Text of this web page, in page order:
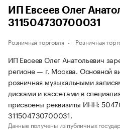
ИП Евсеев Олег
311504730700031
Розничная торговля Розничная
ИП Евсеев Олег Анатольевич
регионе — г. Москва. Основной
розничная музыкальными
дисками и кассетами в
присвоены реквизиты ИНН:
311504730700031.
Данные получены из публичных